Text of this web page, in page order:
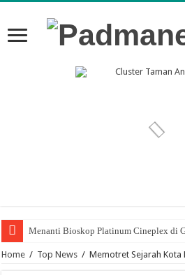
Menanti Bioskop Platinum Cineplex di
Home / Top News / Memotret Sejarah Kota